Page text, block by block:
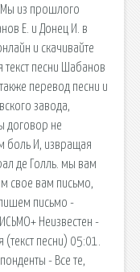
из прошлого
Е. и Донец И. в
и скачивайте
текст песни Шабанов
перевод песни и
завода,
договор не
боль И, извращая
де Голль. мы вам
свое вам письмо,
письмо -
Неизвестен -
песни) 05:01.
- Все те,